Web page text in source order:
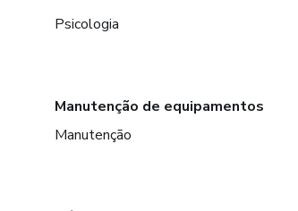
Psicologia
Manutenção de equipamentos
Manutenção